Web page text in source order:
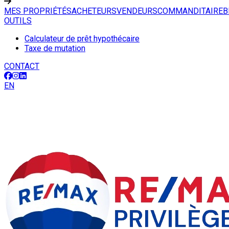
MES PROPRIÉTÉSACHETEURSVENDEURSCOMMANDITAIRE
OUTILS
Calculateur de prêt hypothécaire
Taxe de mutation
CONTACT
EN